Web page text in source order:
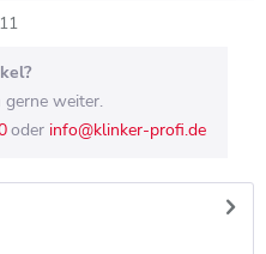
weiter.
oder info@klinker-profi.de